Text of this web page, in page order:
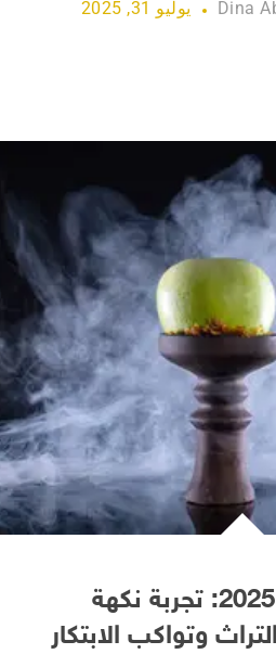
يوليو 31, 2025
معسل التفاحتين 2025: تجربة نكهة
وتواكب الابتكار